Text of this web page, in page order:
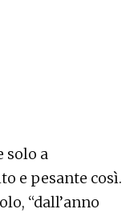
solo a
e pesante così.
“dall’anno